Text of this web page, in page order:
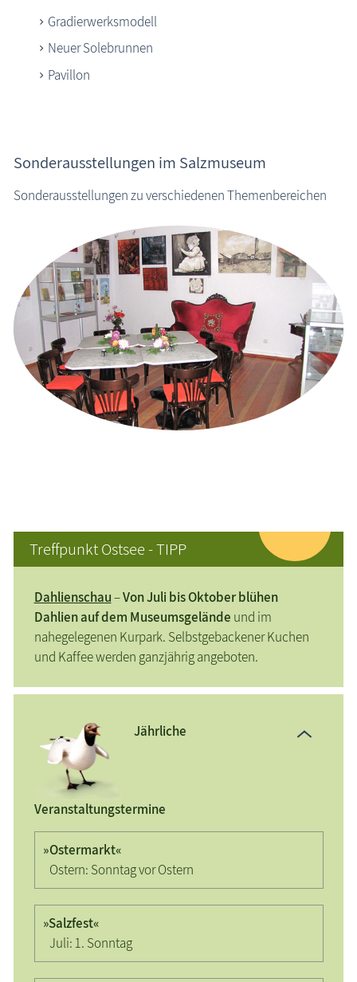
Gradierwerksmodell
Neuer Solebrunnen
Pavillon
Sonderausstellungen im Salzmuseum
Sonderausstellungen zu verschiedenen Themenbereichen
Treffpunkt Ostsee - TIPP
Dahlienschau–Von Juli bis Oktober blühen
Dahlien auf dem Museumsgelände und im
nahegelegenen Kurpark. Selbstgebackener Kuchen
und Kaffee werden ganzjährig angeboten.
Jährliche
Veranstaltungstermine
»Ostermarkt«
Ostern: Sonntag vor Ostern
»Salzfest«
Juli: 1. Sonntag